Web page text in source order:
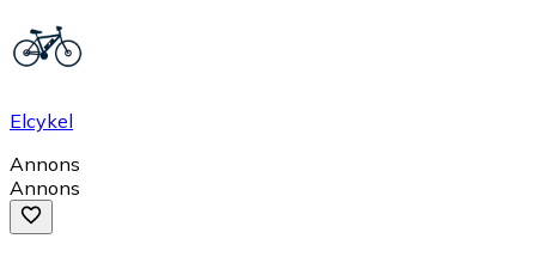
Elcykel
Annons
Annons